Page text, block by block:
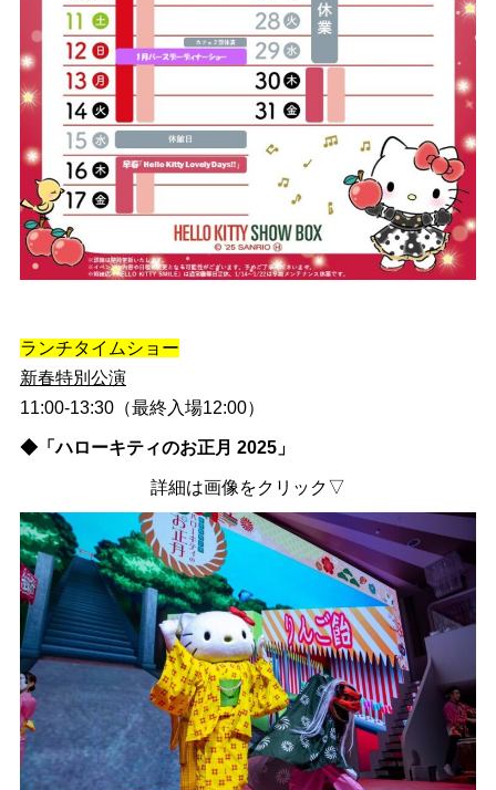
ランチタイムショー
新春特別公演
11:00-13:30（最終入場12:00）
◆「ハローキティのお正月 2025」
詳細は画像をクリック▽